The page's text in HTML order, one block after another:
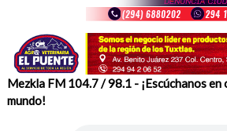
Mezkla FM 104.7 / 98.1 - ¡Escúchanos
mundo!